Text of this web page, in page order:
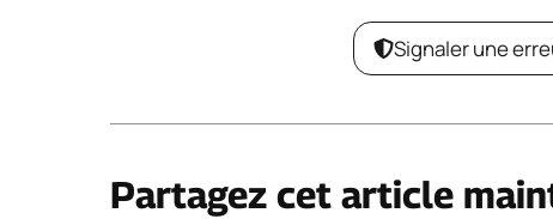
Signaler une
Partagez cet article